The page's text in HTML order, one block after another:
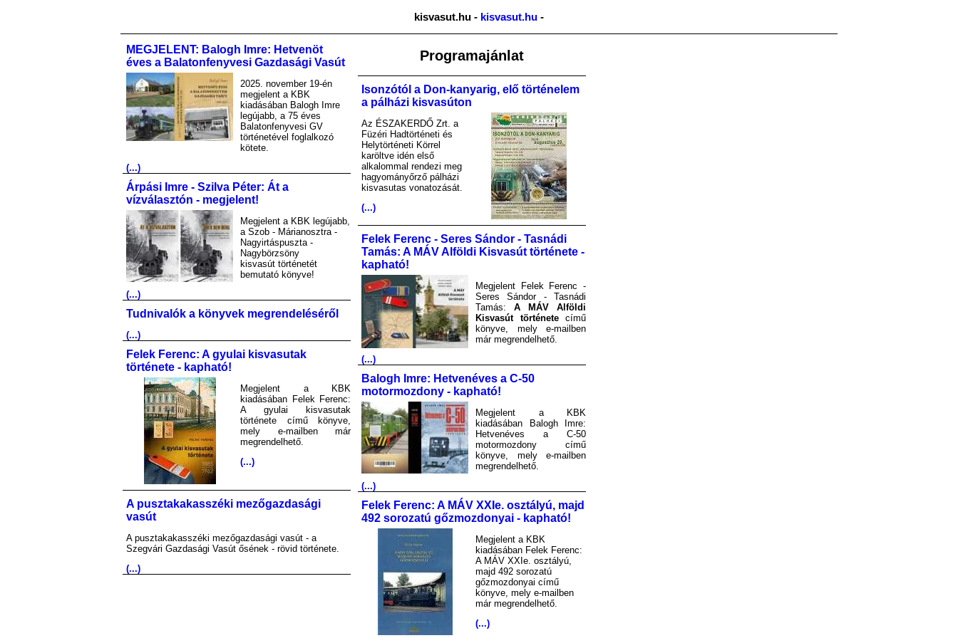
kisvasut.hu - kisvasut.hu -
MEGJELENT: Balogh Imre: Hetvenöt
éves a Balatonfenyvesi Gazdasági Vasút
2025. november 19-én
megjelent a KBK
kiadásában Balogh Imre
legújabb, a 75 éves
Balatonfenyvesi GV
történetével foglalkozó
kötete.
(...)
Árpási Imre - Szilva Péter: Át a
vízválasztón - megjelent!
Megjelent a KBK legújabb,
a Szob - Márianosztra -
Nagyirtáspuszta -
Nagybörzsöny
kisvasút történetét
bemutató könyve!
(...)
Tudnivalók a könyvek megrendeléséről
(...)
Felek Ferenc: A gyulai kisvasutak
története - kapható!
Megjelent a KBK
kiadásában Felek Ferenc:
A gyulai kisvasutak
története című könyve,
mely e-mailben már
megrendelhető.
(...)
A pusztakakasszéki mezőgazdasági
vasút
A pusztakakasszéki mezőgazdasági vasút - a
Szegvári Gazdasági Vasút ősének - rövid története.
(...)
Programajánlat
Isonzótól a Don-kanyarig, elő történelem
a pálházi kisvasúton
Az ÉSZAKERDŐ Zrt. a
Füzéri Hadtörténeti és
Helytörténeti Körrel
karöltve idén első
alkalommal rendezi meg
hagyományőrző pálházi
kisvasutas vonatozását.
(...)
Felek Ferenc - Seres Sándor - Tasnádi
Tamás: A MÁV Alföldi Kisvasút története -
kapható!
Megjelent Felek Ferenc -
Seres Sándor - Tasnádi
Tamás: A MÁV Alföldi
Kisvasút története című
könyve, mely e-mailben
már megrendelhető.
(...)
Balogh Imre: Hetvenéves a C-50
motormozdony - kapható!
Megjelent a KBK
kiadásában Balogh Imre:
Hetvenéves a C-50
motormozdony című
könyve, mely e-mailben
megrendelhető.
(...)
Felek Ferenc: A MÁV XXIe. osztályú, majd
492 sorozatú gőzmozdonyai - kapható!
Megjelent a KBK
kiadásában Felek Ferenc:
A MÁV XXIe. osztályú,
majd 492 sorozatú
gőzmozdonyai című
könyve, mely e-mailben
már megrendelhető.
(...)